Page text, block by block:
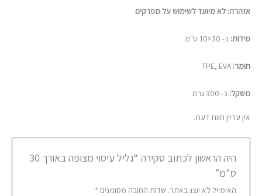
אזהרה: לאמיועד לשימוש על מפרקים
מידות: כ- 30×10 ס"מ
חומר:
משקל: כ- 300 גרם
אין עדיין חוות דעת.
היה הראשון לכתוב סקירה “גליל עיסוי מצופה באורך 30
ס"מ”
האימייל לא יוצג באתר. שדות החובה מסומנים *